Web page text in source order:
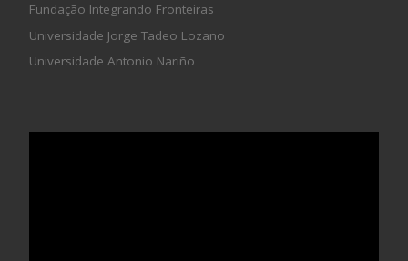
Fundação Integrando Fronteiras
Universidade Jorge Tadeo Lozano
Universidade Antonio Nariño